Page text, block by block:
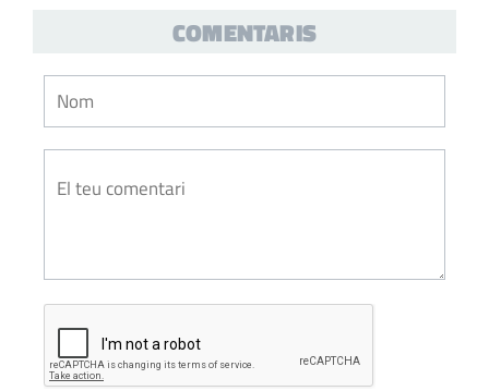
COMENTARIS